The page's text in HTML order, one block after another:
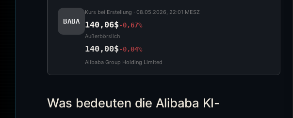
BABA
Kurs bei Erstellung · 08.05.2026, 22:01 MESZ
140,06$-0,67%
Außerbörslich
140,00$-0,04%
Alibaba Group Holding Limited
Was bedeuten die Alibaba KI-